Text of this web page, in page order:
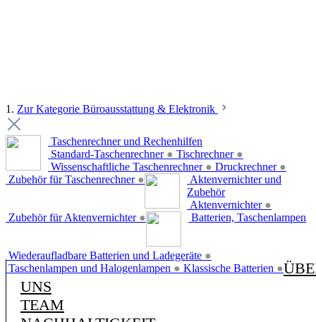
1. Zur Kategorie Büroausstattung & Elektronik
Taschenrechner und Rechenhilfen
Standard-Taschenrechner ● Tischrechner ●
Wissenschaftliche Taschenrechner ● Druckrechner ●
Zubehör für Taschenrechner ●
Aktenvernichter und
Zubehör
Aktenvernichter ●
Zubehör für Aktenvernichter ● Batterien, Taschenlampen
Wiederaufladbare Batterien und Ladegeräte ●
Taschenlampen und Halogenlampen ● Klassische Batterien ●
UNS
TEAM